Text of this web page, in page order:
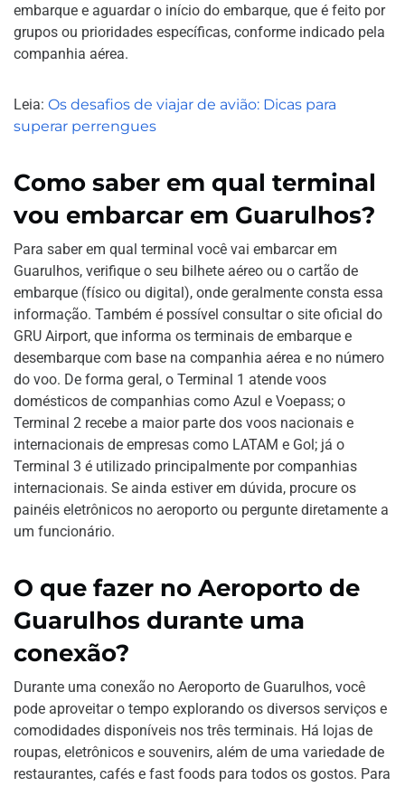
embarque e aguardar o início do embarque, que é feito por
grupos ou prioridades específicas, conforme indicado pela
companhia aérea.
Leia: Os desafios de viajar de avião: Dicas para
superar perrengues
Como saber em qual terminal
vou embarcar em Guarulhos?
Para saber em qual terminal você vai embarcar em
Guarulhos, verifique o seu bilhete aéreo ou o cartão de
embarque (físico ou digital), onde geralmente consta essa
informação. Também é possível consultar o site oficial do
GRU Airport, que informa os terminais de embarque e
desembarque com base na companhia aérea e no número
do voo. De forma geral, o Terminal 1 atende voos
domésticos de companhias como Azul e Voepass; o
Terminal 2 recebe a maior parte dos voos nacionais e
internacionais de empresas como LATAM e Gol; já o
Terminal 3 é utilizado principalmente por companhias
internacionais. Se ainda estiver em dúvida, procure os
painéis eletrônicos no aeroporto ou pergunte diretamente a
um funcionário.
O que fazer no Aeroporto de
Guarulhos durante uma
conexão?
Durante uma conexão no Aeroporto de Guarulhos, você
pode aproveitar o tempo explorando os diversos serviços e
comodidades disponíveis nos três terminais. Há lojas de
roupas, eletrônicos e souvenirs, além de uma variedade de
restaurantes, cafés e fast foods para todos os gostos. Para